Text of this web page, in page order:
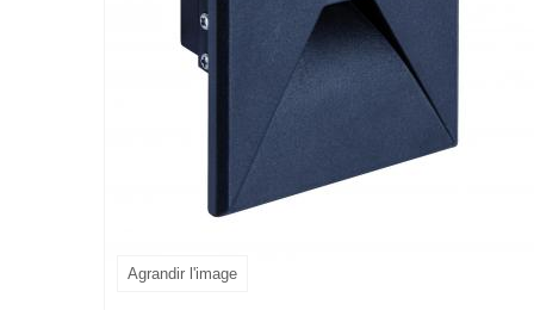
Agrandir l'image